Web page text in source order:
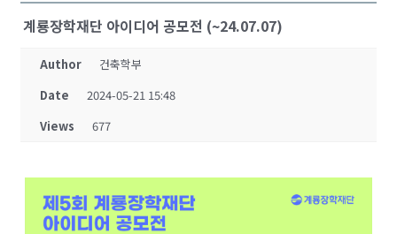
계룡장학재단 아이디어 공모전 (~24.07.07)
Author
건축학부
Date
2024-05-21 15:48
Views
677